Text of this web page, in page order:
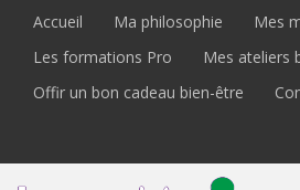
Accueil Ma philosophie
Mes
Les formations Pro
Mes ateliers
Offir un bon cadeau bien-être